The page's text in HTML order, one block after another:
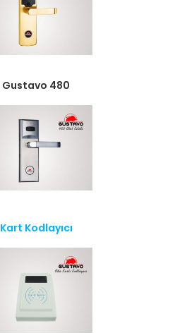
Gustavo 480
Kart Kodlayıcı